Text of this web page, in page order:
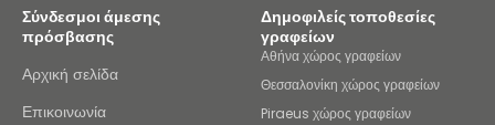
Σύνδεσμοι άμεσης
πρόσβασης
Αρχική σελίδα
Επικοινωνία
Δημοφιλείς τοποθεσίες
γραφείων
Αθήνα χώρος γραφείων
Θεσσαλονίκη χώρος γραφείων
Piraeus χώρος γραφείων